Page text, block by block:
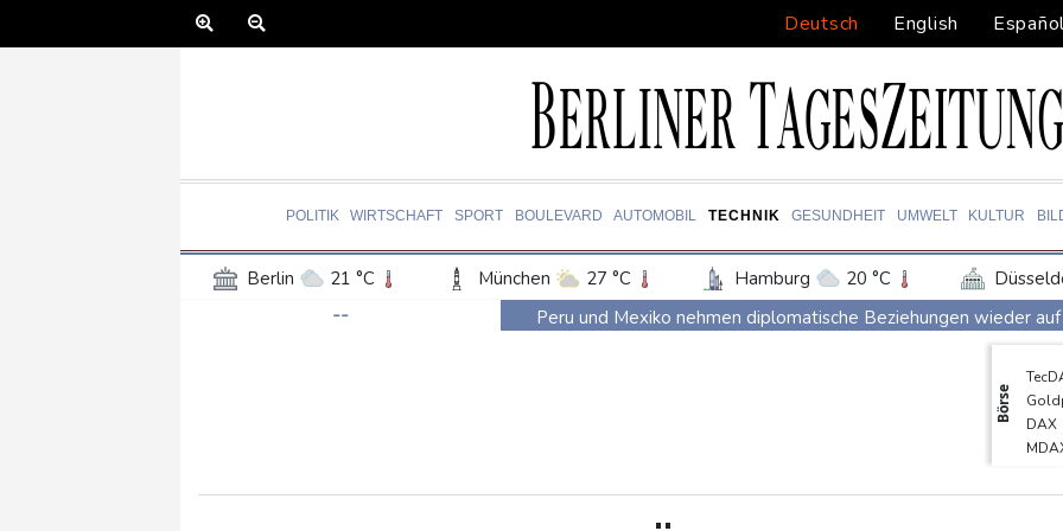
Deutsch English
POLITIK WIRTSCHAFT SPORT BOULEVARD AUTOMOBIL TECHNIK GESUNDHEIT UMWELT KULTUR
Berlin 21 °C München 27 °C Hamburg 20 °C
Frankfurt am Main
Potsdam 21 °C Leipzig 24 °C
Bremen
Wien
--
Peru und Mexiko nehmen diplomatische Beziehungen wieder auf
Saudi-Arabien, Türkei und Pakistan schließen inmitten von Iran-
Polizei entdeckt Cannabisplantage mit mehr als 900 Pflanzen in
Xiaomi Skynomad: N70 und N90 erhöhen den Druck auf Europas
Börse
DAX
Euro